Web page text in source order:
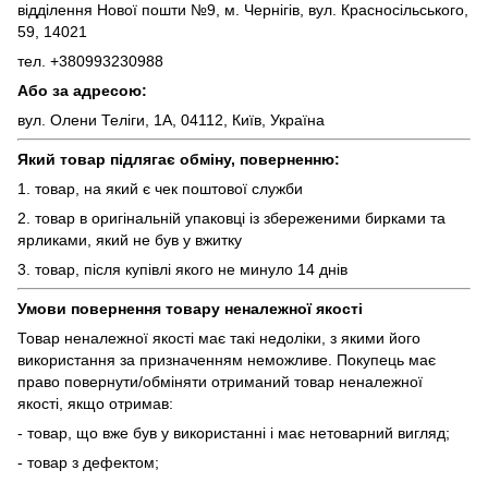
відділення Нової пошти №9, м. Чернігів, вул. Красносільського,
59, 14021
тел. +380993230988
Або за адресою:
вул. Олени Теліги, 1А, 04112, Київ, Україна
Який товар підлягає обміну, поверненню:
1. товар, на який є чек поштової служби
2. товар в оригінальній упаковці із збереженими бирками та
ярликами, який не був у вжитку
3. товар, після купівлі якого не минуло 14 днів
Умови повернення товару неналежної якості
Товар неналежної якості має такі недоліки, з якими його
використання за призначенням неможливе. Покупець має
право повернути/обміняти отриманий товар неналежної
якості, якщо отримав:
- товар, що вже був у використанні і має нетоварний вигляд;
- товар з дефектом;